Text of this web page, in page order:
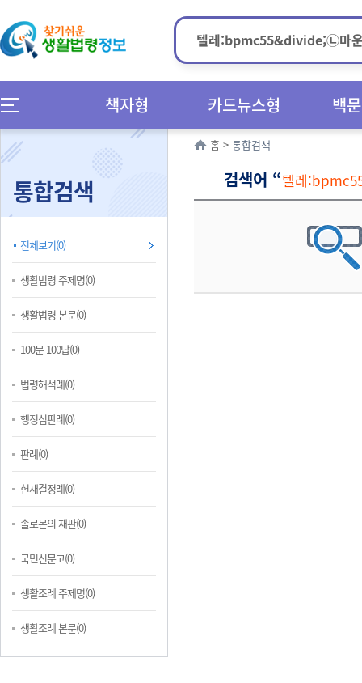
책자형 카드뉴스형 백
통합검색
전체보기(0)
생활법령 주제명(0)
생활법령 본문(0)
100문 100답(0)
법령해석례(0)
행정심판례(0)
판례(0)
헌재결정례(0)
솔로몬의 재판(0)
국민신문고(0)
생활조례 주제명(0)
생활조례 본문(0)
홈 > 통합검색
검색어 “텔레